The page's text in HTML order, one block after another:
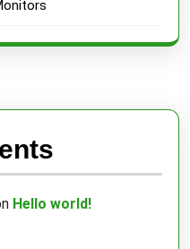
Hello world!